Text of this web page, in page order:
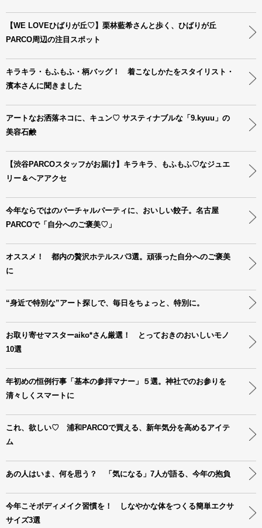
【WE LOVEひばりが丘♡】栗林藍希さんと歩く、ひばりが丘
PARCO周辺の注目スポット
キラキラ・もふもふ・柄バッグ！ 着こなしかたをスタイリスト・
濱本さんに聞きました
アートなお洒落ネコに、キュン♡ サスティナブルな「9.kyuu」の
美容石鹸
【渋谷PARCOスタッフがお届け】キラキラ、もふもふ♡なジュエ
リー＆ヘアアクセ
今年ならではのバーチャルパーティに、おいしい餃子。名古屋
PARCOで「自分へのご褒美♡」
オススメ！ 都内の贅沢ホテルスパ3選。頑張った自分へのご褒美
に
“身近で特別な”アート探しで、毎日をちょっと、特別に。
お取り寄せマスターaiko*さん厳選！ とっておきのおいしいモノ
10選
年初めの恒例行事「基本の参拝マナー」５選。神社でのお参りを
清々しくスマートに
これ、欲しい♡ 浦和PARCOで買える、新年気分を高めるアイテ
ム
あの人はいま、何を思う？ 「気になる」7人が語る、今年の抱負
今年こそボディメイク習慣を！ しなやかな体をつくる簡単エクサ
サイズ3選